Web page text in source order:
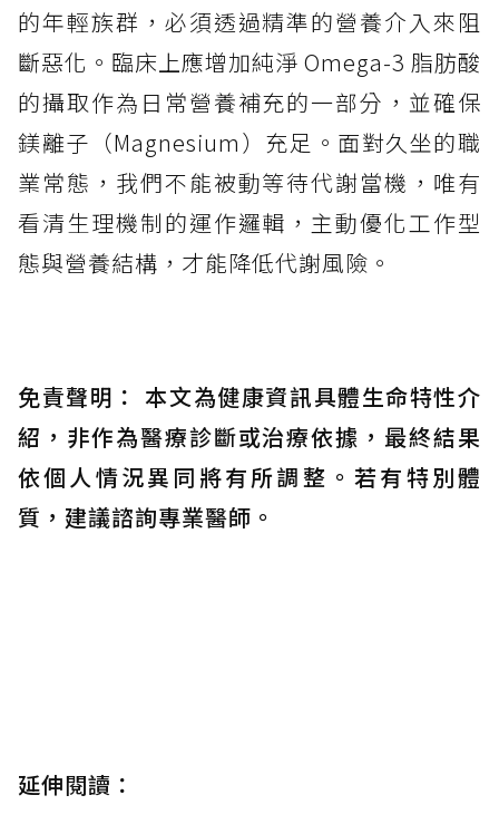
的年輕族群，必須透過精準的營養介入來阻
斷惡化。臨床上應增加純淨 Omega-3 脂肪酸
的攝取作為日常營養補充的一部分，並確保
鎂離子（Magnesium）充足。面對久坐的職
業常態，我們不能被動等待代謝當機，唯有
看清生理機制的運作邏輯，主動優化工作型
態與營養結構，才能降低代謝風險。
免責聲明： 本文為健康資訊具體生命特性介
紹，非作為醫療診斷或治療依據，最終結果
依個人情況異同將有所調整。若有特別體
質，建議諮詢專業醫師。
延伸閱讀：